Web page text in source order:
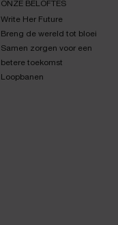
ONZE BELOFTES
Write Her Future
Breng de wereld tot bloei
Samen zorgen voor een
betere toekomst
Loopbanen